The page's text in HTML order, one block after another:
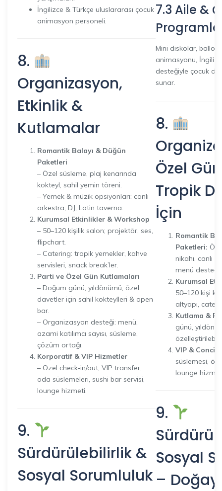
İngilizce & Türkçe uluslararası çocuk
animasyon personeli.
8.
Organizasyon,
Etkinlik &
Kutlamalar
Romantik Balayı & Düğün
Paketleri
– Özel süsleme, plaj kenarında
kokteyl, sahil yemin töreni.
– Yemek & müzik opsiyonları: canlı
orkestra, DJ, Latin taverna.
Kurumsal Etkinlikler & Workshop
– 50–120 kişilik salon; projektör, ses,
flipchart.
– Catering: tropik yemekler, kahve
servisleri, snack break’ler.
Parti ve Özel Gün Kutlamaları
– Doğum günü, yıldönümü, özel
davetler için sahil kokteylleri & open
bar.
– Organizasyon desteği: menü,
azami katılımcı sayısı, süsleme,
çözüm ortağı.
Korporatif & VIP Hizmetler
– Ozel check‑in/out, VIP transfer,
oda süslemeleri, sushi bar servisi,
lounge hizmeti.
9.
Sürdürülebilirlik &
Sosyal Sorumluluk
7.3 Aile &
Mini diskolar,
animasyonu,
desteğiyle çocuk
sunar.
8.
Özel
Tropik
İçin
Romantik
Paketleri:
nikahı, canlı
menü desteği.
Kurumsal
50–120 kişi
altyapı,
Kutlama &
günü,
VIP &
süslemesi,
lounge
9.
Sosyal
–